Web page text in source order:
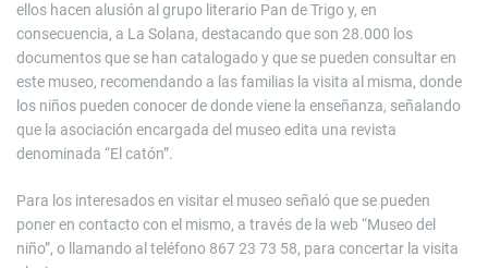
ellos hacen alusión al grupo literario Pan de Trigo y, en
consecuencia, a La Solana, destacando que son 28.000 los
documentos que se han catalogado y que se pueden consultar en
este museo, recomendando a las familias la visita al misma, donde
los niños pueden conocer de donde viene la enseñanza, señalando
que la asociación encargada del museo edita una revista
denominada “El catón”.
Para los interesados en visitar el museo señaló que se pueden
poner en contacto con el mismo, a través de la web “Museo del
niño”, o llamando al teléfono 867 23 73 58, para concertar la visita